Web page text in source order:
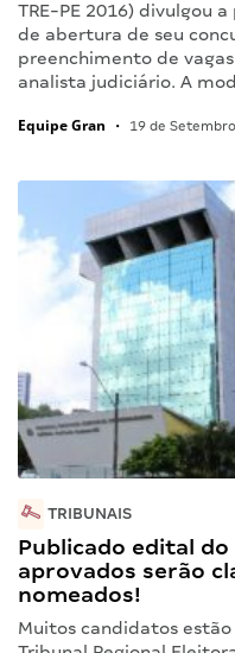
TRE-PE 2016) divulgou
de abertura de seu
preenchimento de
analista judiciário. A
Equipe Gran • 19 de
TRIBUNAIS
Publicado edital do
aprovados serão
nomeados!
Muitos candidatos